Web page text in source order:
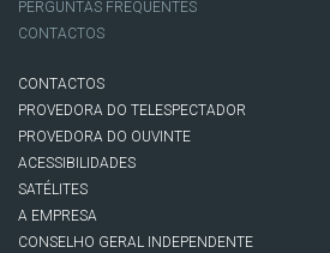
PERGUNTAS FREQUENTES
CONTACTOS
CONTACTOS
PROVEDORA DO TELESPECTADOR
PROVEDORA DO OUVINTE
ACESSIBILIDADES
SATÉLITES
A EMPRESA
CONSELHO GERAL INDEPENDENTE